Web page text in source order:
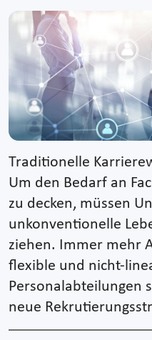
Traditionelle
Um den Bedarf an
zu decken, müssen
unkonventionelle
ziehen. Immer mehr
flexible und nicht-
Personalabteilungen
neue